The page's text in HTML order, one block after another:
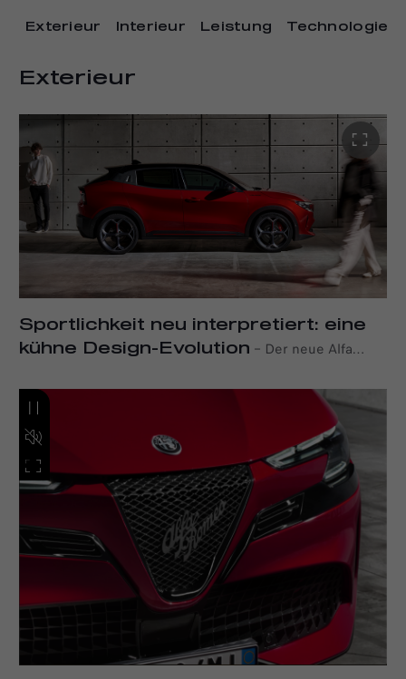
Exterieur Interieur Leistung Technologie
Exterieur
Sportlichkeit neu interpretiert: eine
kühne Design-Evolution – Der neue Alfa
Charme, dynamische Innovation und unerschütterliche
Leidenschaft verkörpert. Lassen Sie sich begeistern und
erleben Sie Sportlichkeit für ein neues Zeitalter.